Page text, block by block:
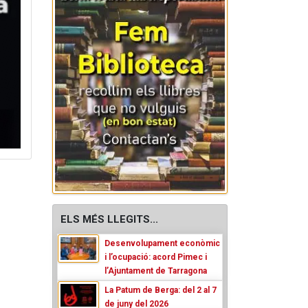
ELS MÉS LLEGITS...
Desenvolupament econòmic
i l’ocupació: acord Pimec i
l’Ajuntament de Tarragona
La Patum de Berga: del 2 al 7
de juny del 2026